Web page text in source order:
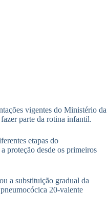
vigentes do Ministério da
parte da rotina infantil.
etapas do
proteção desde os primeiros
a substituição gradual da
20-valente